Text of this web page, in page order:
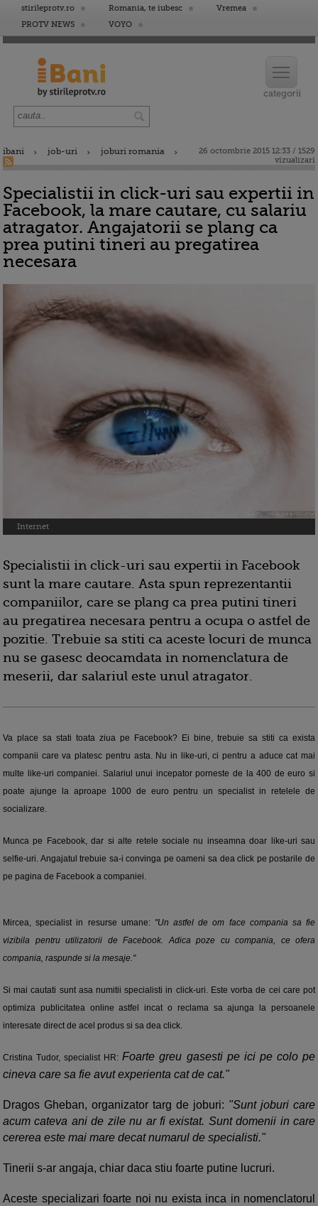
stirileprotv.ro Romania, te iubesc
Vremea
PROTV NEWS
VOYO
ibani job-uri joburi romania
26 octombrie 2015 12:33 / 1529
vizualizari
Specialistii in click-uri sau expertii in
Facebook, la mare cautare, cu salariu
atragator. Angajatorii se plang ca
prea putini tineri au pregatirea
necesara
Internet
Specialistii in click-uri sau expertii in Facebook
sunt la mare cautare. Asta spun reprezentantii
companiilor, care se plang ca prea putini tineri
au pregatirea necesara pentru a ocupa o astfel de
pozitie. Trebuie sa stiti ca aceste locuri de munca
nu se gasesc deocamdata in nomenclatura de
meserii, dar salariul este unul atragator.
Va place sa stati toata ziua pe Facebook? Ei bine, trebuie sa stiti ca exista
companii care va platesc pentru asta. Nu in like-uri, ci pentru a aduce cat mai
multe like-uri companiei. Salariul unui incepator porneste de la 400 de euro si
poate ajunge la aproape 1000 de euro pentru un specialist in retelele de
socializare.
Munca pe Facebook, dar si alte retele sociale nu inseamna doar like-uri sau
selfie-uri. Angajatul trebuie sa-i convinga pe oameni sa dea click pe postarile de
pe pagina de Facebook a companiei.
Mircea, specialist in resurse umane: "Un astfel de om face compania sa fie
vizibila pentru utilizatorii de Facebook. Adica poze cu compania, ce ofera
compania, raspunde si la mesaje."
Si mai cautati sunt asa numitii specialisti in click-uri. Este vorba de cei care pot
optimiza publicitatea online astfel incat o reclama sa ajunga la persoanele
interesate direct de acel produs si sa dea click.
Cristina Tudor, specialist HR:Foarte greu gasesti pe ici pe colo pe
cineva care sa fie avut experienta cat de cat."
Dragos Gheban, organizator targ de joburi: "Sunt joburi care
acum cateva ani de zile nu ar fi existat. Sunt domenii in care
cererea este mai mare decat numarul de specialisti."
Tinerii s-ar angaja, chiar daca stiu foarte putine lucruri.
Aceste specializari foarte noi nu exista inca in nomenclatorul